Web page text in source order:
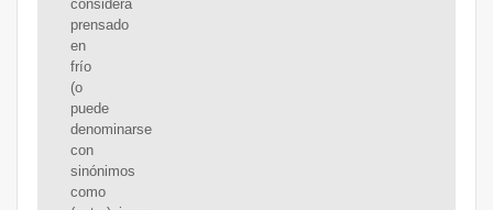
considera
prensado
en
frío
(o
puede
denominarse
con
sinónimos
como